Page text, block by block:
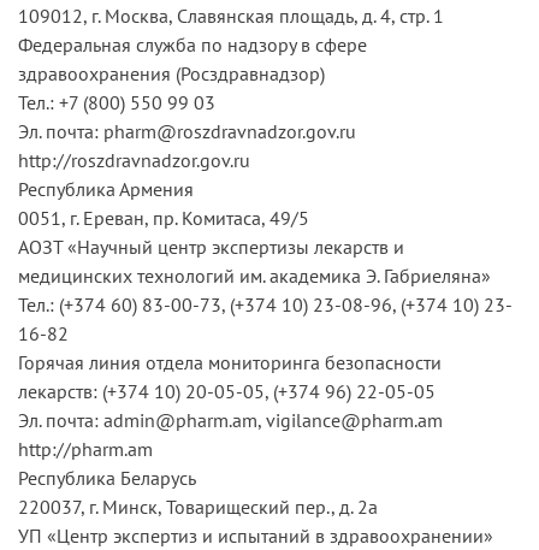
109012, г. Москва, Славянская площадь, д. 4, стр. 1
Федеральная служба по надзору в сфере
здравоохранения (Росздравнадзор)
Тел.: +7 (800) 550 99 03
Эл. почта: pharm@roszdravnadzor.gov.ru
http://roszdravnadzor.gov.ru
Республика Армения
0051, г. Ереван, пр. Комитаса, 49/5
АОЗТ «Научный центр экспертизы лекарств и
медицинских технологий им. академика Э. Габриеляна»
Тел.: (+374 60) 83-00-73, (+374 10) 23-08-96, (+374 10) 23-
16-82
Горячая линия отдела мониторинга безопасности
лекарств: (+374 10) 20-05-05, (+374 96) 22-05-05
Эл. почта: admin@pharm.am, vigilance@pharm.am
http://pharm.am
Республика Беларусь
220037, г. Минск, Товарищеский пер., д. 2а
УП «Центр экспертиз и испытаний в здравоохранении»